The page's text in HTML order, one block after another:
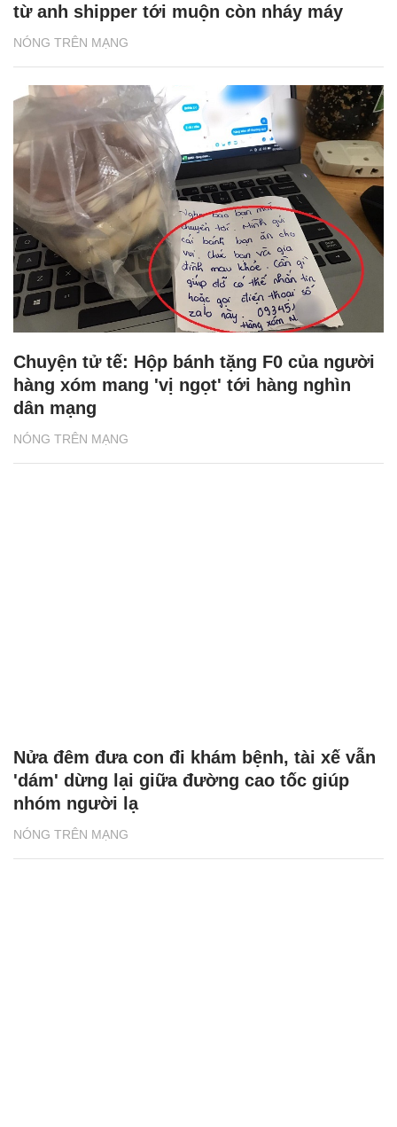
NÓNG TRÊN MẠNG
từ anh shipper tới muộn còn nháy máy
NÓNG TRÊN MẠNG
Chuyện tử tế: Hộp bánh tặng F0 của người
hàng xóm mang 'vị ngọt' tới hàng nghìn
dân mạng
NÓNG TRÊN MẠNG
Nửa đêm đưa con đi khám bệnh, tài xế vẫn
'dám' dừng lại giữa đường cao tốc giúp
nhóm người lạ